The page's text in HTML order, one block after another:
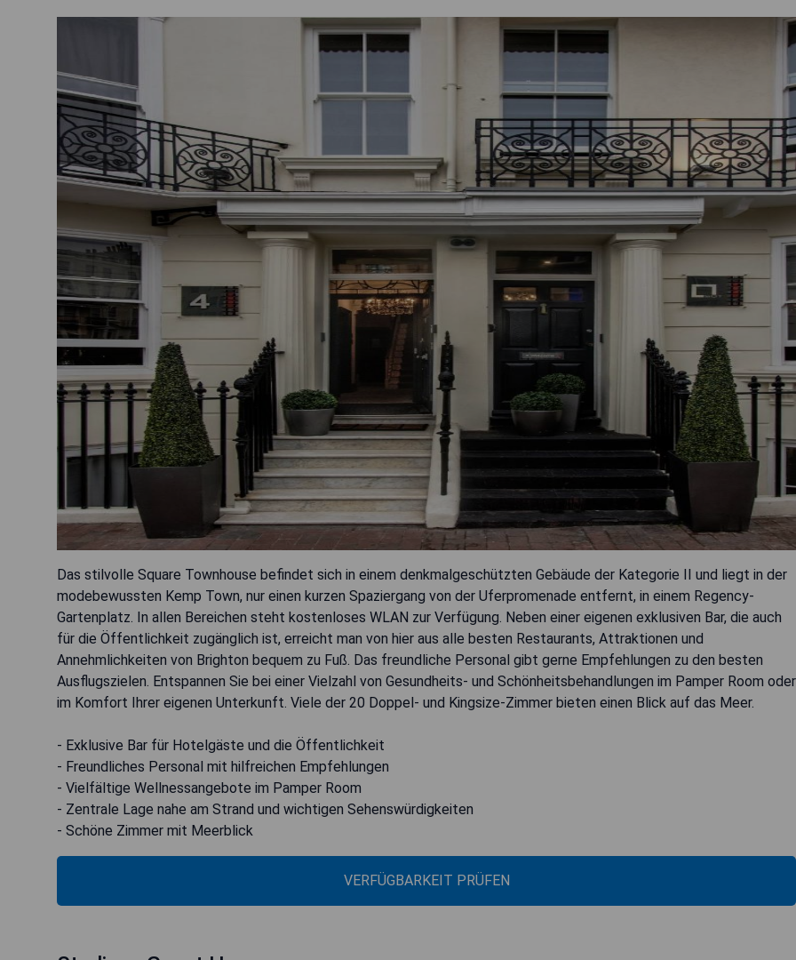
Das stilvolle Square Townhouse befindet sich in einem denkmalgeschützten Gebäude der Kategorie II und liegt in der
modebewussten Kemp Town, nur einen kurzen Spaziergang von der Uferpromenade entfernt, in einem Regency-
Gartenplatz. In allen Bereichen steht kostenloses WLAN zur Verfügung. Neben einer eigenen exklusiven Bar, die auch
für die Öffentlichkeit zugänglich ist, erreicht man von hier aus alle besten Restaurants, Attraktionen und
Annehmlichkeiten von Brighton bequem zu Fuß. Das freundliche Personal gibt gerne Empfehlungen zu den besten
Ausflugszielen. Entspannen Sie bei einer Vielzahl von Gesundheits- und Schönheitsbehandlungen im Pamper Room oder
im Komfort Ihrer eigenen Unterkunft. Viele der 20 Doppel- und Kingsize-Zimmer bieten einen Blick auf das Meer.
- Exklusive Bar für Hotelgäste und die Öffentlichkeit
- Freundliches Personal mit hilfreichen Empfehlungen
- Vielfältige Wellnessangebote im Pamper Room
- Zentrale Lage nahe am Strand und wichtigen Sehenswürdigkeiten
- Schöne Zimmer mit Meerblick
VERFÜGBARKEIT PRÜFEN